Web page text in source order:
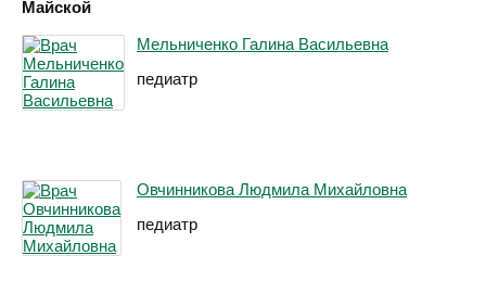
Майской
Мельниченко Галина Васильевна
педиатр
Овчинникова Людмила Михайловна
педиатр